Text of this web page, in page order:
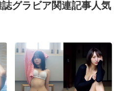
グラビア関連記事人気